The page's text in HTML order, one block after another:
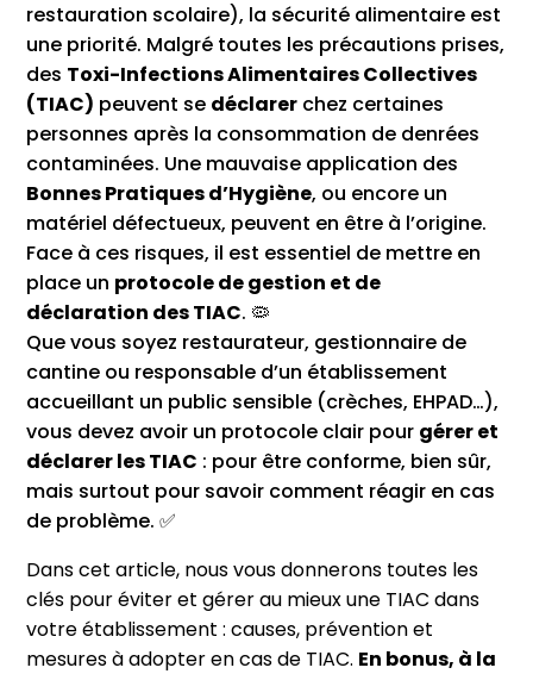
restauration scolaire), la sécurité alimentaire est
une priorité. Malgré toutes les précautions prises,
des Toxi-Infections Alimentaires Collectives
(TIAC) peuvent se déclarer chez certaines
personnes après la consommation de denrées
contaminées. Une mauvaise application des
Bonnes Pratiques d’Hygiène, ou encore un
matériel défectueux, peuvent en être à l’origine.
Face à ces risques, il est essentiel de mettre en
place un protocole de gestion et de
déclaration des TIAC. 🦠
Que vous soyez restaurateur, gestionnaire de
cantine ou responsable d’un établissement
accueillant un public sensible (crèches, EHPAD…),
vous devez avoir un protocole clair pour gérer et
déclarer les TIAC : pour être conforme, bien sûr,
mais surtout pour savoir comment réagir en cas
de problème. ✅
Dans cet article, nous vous donnerons toutes les
clés pour éviter et gérer au mieux une TIAC dans
votre établissement : causes, prévention et
mesures à adopter en cas de TIAC. En bonus, à la